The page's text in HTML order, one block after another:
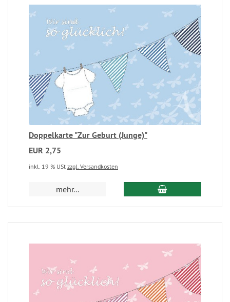
Doppelkarte "Zur Geburt (Junge)"
EUR 2,75
inkl. 19 % USt zzgl. Versandkosten
mehr...